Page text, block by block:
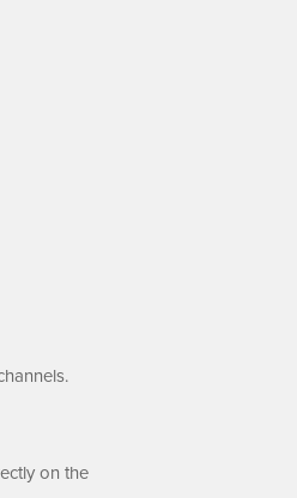
on the